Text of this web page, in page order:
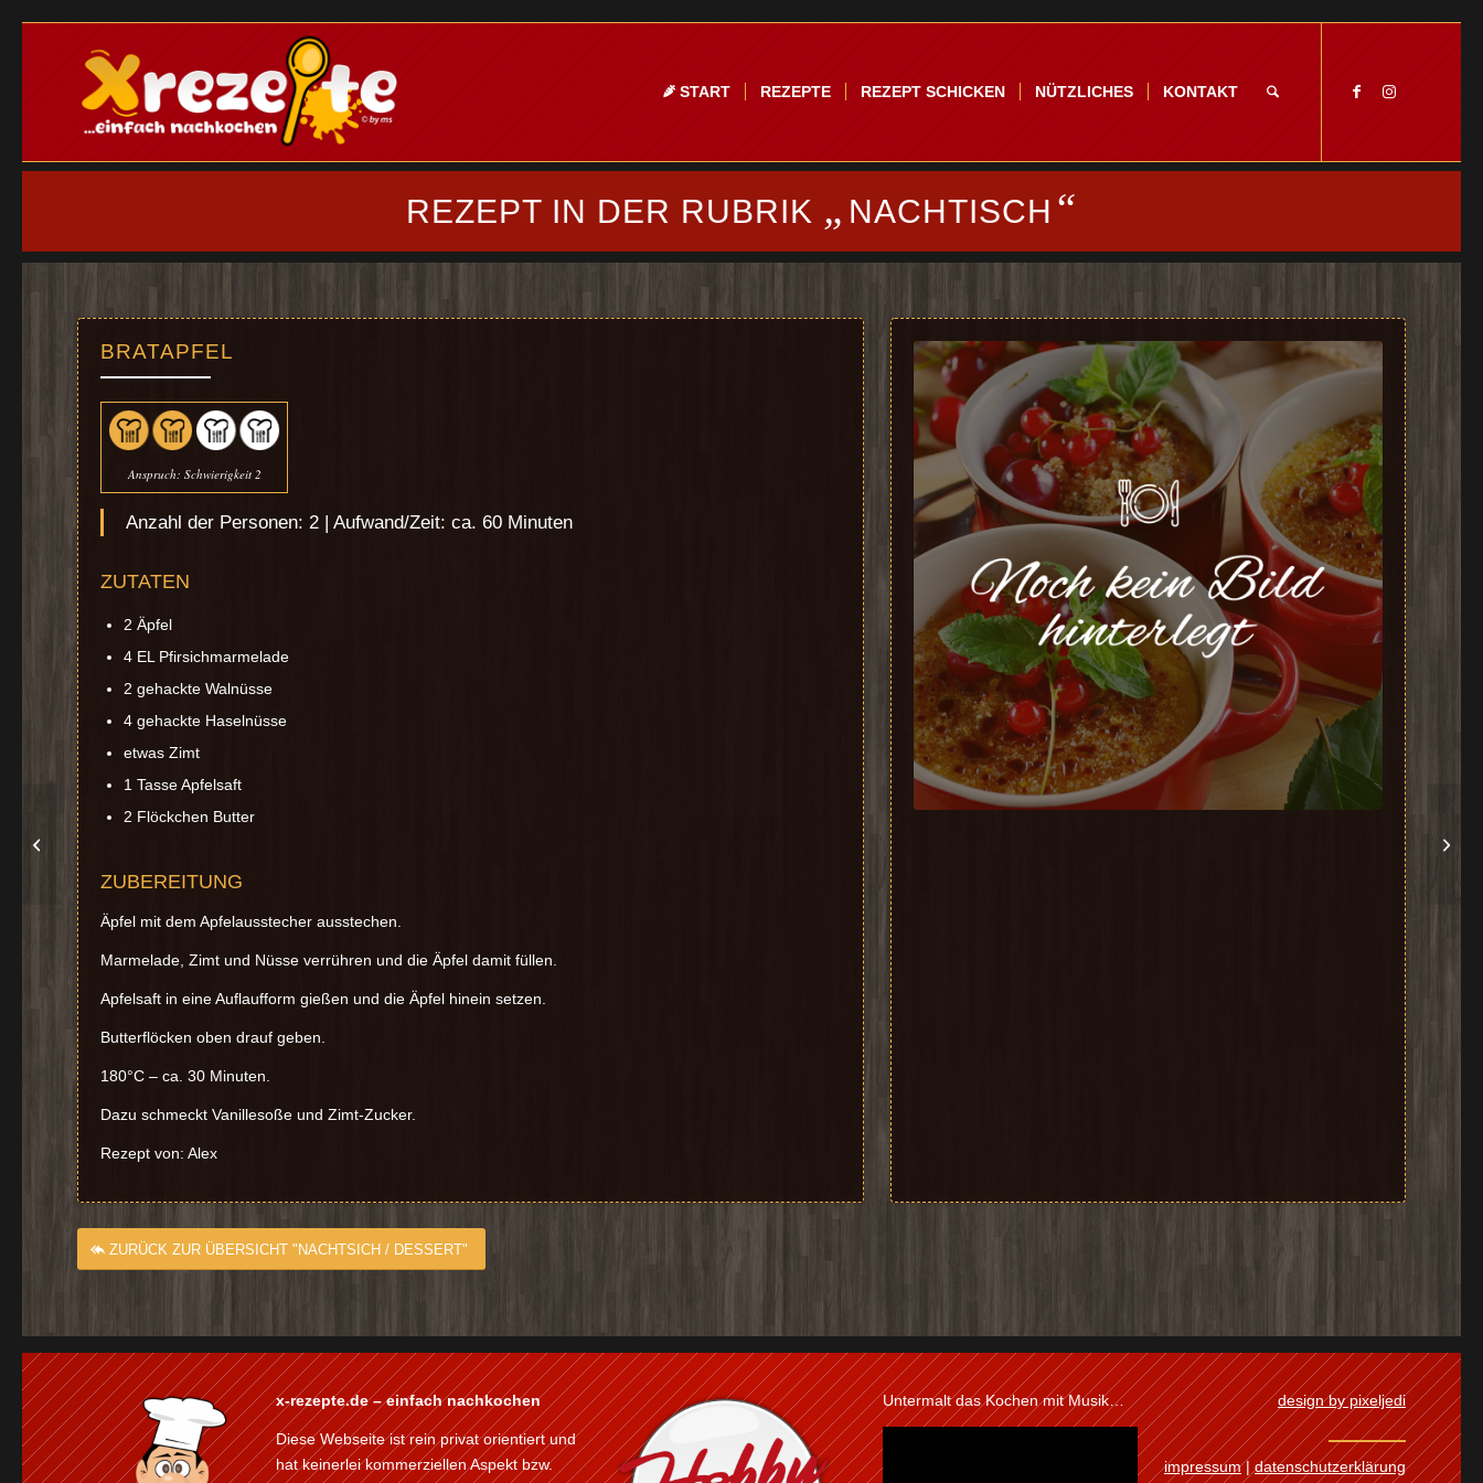
START REZEPTE REZEPT SCHICKEN NÜTZLICHES KONTAKT
REZEPT IN DER RUBRIK „ NACHTISCH “
BRATAPFEL
Anspruch: Schwierigkeit 2
Anzahl der Personen: 2 | Aufwand/Zeit: ca. 60 Minuten
ZUTATEN
2 Äpfel
4 EL Pfirsichmarmelade
2 gehackte Walnüsse
4 gehackte Haselnüsse
etwas Zimt
1 Tasse Apfelsaft
2 Flöckchen Butter
ZUBEREITUNG
Äpfel mit dem Apfelausstecher ausstechen.
Marmelade, Zimt und Nüsse verrühren und die Äpfel damit füllen.
Apfelsaft in eine Auflaufform gießen und die Äpfel hinein setzen.
Butterflöcken oben drauf geben.
180°C – ca. 30 Minuten.
Dazu schmeckt Vanillesoße und Zimt-Zucker.
Rezept von: Alex
ZURÜCK ZUR ÜBERSICHT "NACHTSICH / DESSERT"
x-rezepte.de – einfach nachkochen
Diese Webseite ist rein privat orientiert und
hat keinerlei kommerziellen Aspekt bzw.
Untermalt das Kochen mit Musik… design by pixeljedi
impressum| datenschutzerklärung
Vanille-
Mascarponecreme